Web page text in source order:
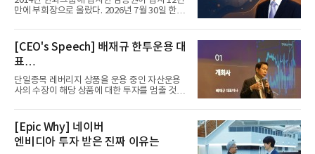
만에 부회장으로 올랐다. 2026년 7월 30일 한화
[CEO's Speech] 배재규 한투운용 대
표
“개별종목 레버리지 투자 지금이라도
멈춰라”
단일종목 레버리지 상품을 운용 중인 자산운용
사의 수장이 해당 상품에 대한 투자를 멈출 것을
[Epic Why] 네이버
엔비디아 투자 받은 진짜 이유는